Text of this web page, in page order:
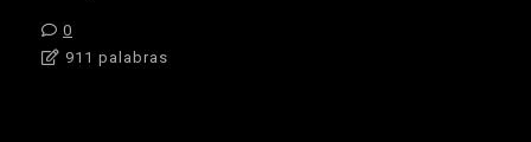
0
911 palabras